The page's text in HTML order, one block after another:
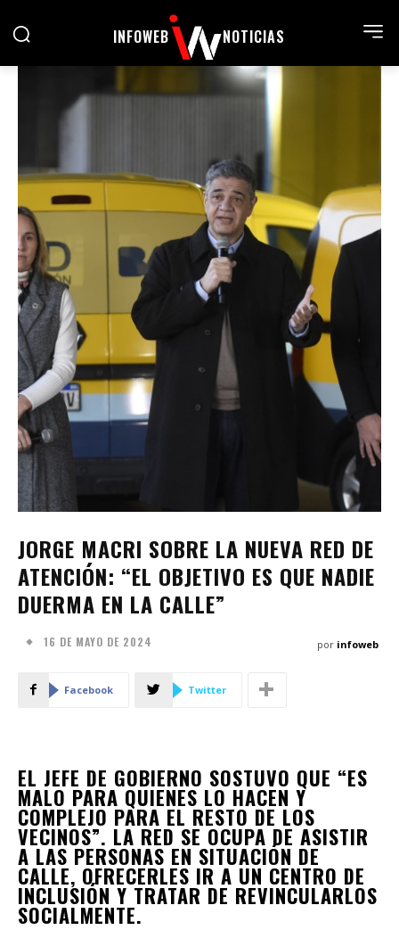
INFOWEB NOTICIAS
JORGE MACRI SOBRE LA NUEVA RED DE
ATENCIÓN: “EL OBJETIVO ES QUE NADIE
DUERMA EN LA CALLE”
16 DE MAYO DE 2024 por infoweb
Facebook Twitter
EL JEFE DE GOBIERNO SOSTUVO QUE “ES
MALO PARA QUIENES LO HACEN Y
COMPLEJO PARA EL RESTO DE LOS
VECINOS”. LA RED SE OCUPA DE ASISTIR
A LAS PERSONAS EN SITUACIÓN DE
CALLE, OFRECERLES IR A UN CENTRO DE
INCLUSIÓN Y TRATAR DE REVINCULARLOS
SOCIALMENTE.